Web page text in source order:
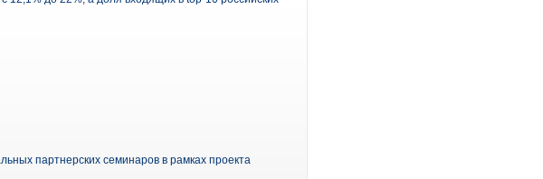
партнерских семинаров в рамках проекта